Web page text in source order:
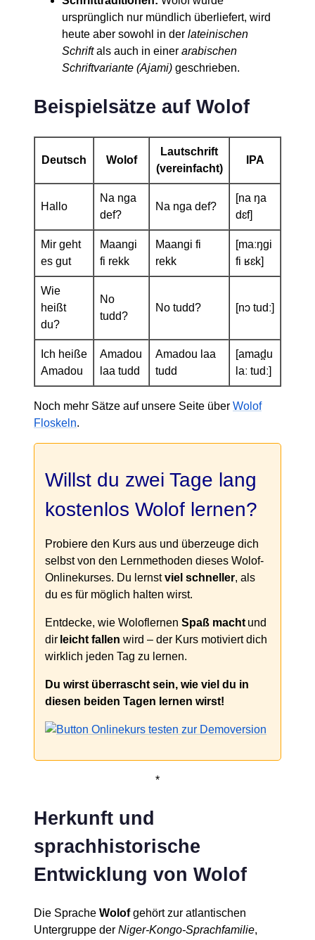
ursprünglich nur mündlich überliefert, wird
heute aber sowohl in der lateinischen
Schriftals auch in einer arabischen
Schriftvariante (Ajami) geschrieben.
Beispielsätze auf Wolof
Deutsch Wolof
Lautschrift
(vereinfacht)
IPA
Hallo
Na nga
def?
Na nga def?
[na ŋa
dɛf]
Mir geht
es gut
Maangi
fi rekk
Maangi fi
rekk
[maːŋɡi
fi ʁɛk]
Wie
heißt
du?
No
tudd?
No tudd? [nɔ tudː]
Ich heiße
Amadou
Amadou
laa tudd
Amadou laa
tudd
[amad̪u
laː tudː]
Noch mehr Sätze auf unsere Seite über Wolof
Floskeln.
Willst du zwei Tage lang
kostenlos Wolof lernen?
Probiere den Kurs aus und überzeuge dich
selbst von den Lernmethoden dieses Wolof-
Onlinekurses. Du lernstviel schneller, als
du es für möglich halten wirst.
Entdecke, wie Woloflernen Spaß macht und
dir leicht fallen wird – der Kurs motiviert dich
wirklich jeden Tag zu lernen.
Du wirst überrascht sein, wie viel du in
diesen beiden Tagen lernen wirst!
*
Herkunft und
sprachhistorische
Entwicklung von Wolof
Die Sprache Wolofgehört zur atlantischen
Untergruppe der Niger-Kongo-Sprachfamilie,